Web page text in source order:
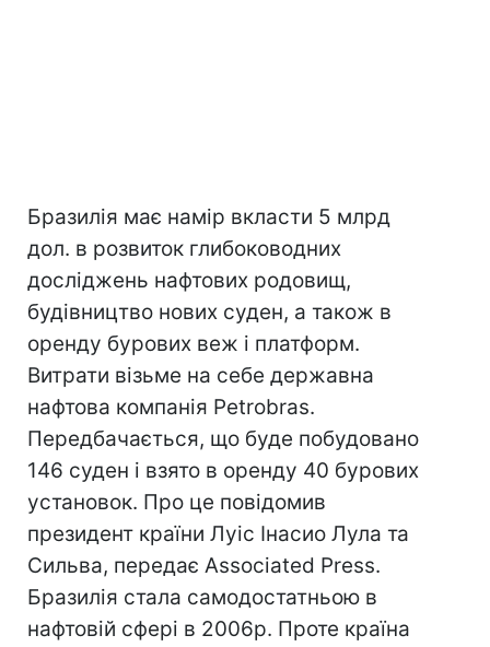
Бразилія має намір вкласти 5 млрд
дол. в розвиток глибоководних
досліджень нафтових родовищ,
будівництво нових суден, а також в
оренду бурових веж і платформ.
Витрати візьме на себе державна
нафтова компанія Petrobras.
Передбачається, що буде побудовано
146 суден і взято в оренду 40 бурових
установок. Про це повідомив
президент країни Луіс Інасио Лула та
Сильва, передає Associated Press.
Бразилія стала самодостатньою в
нафтовій сфері в 2006р. Проте країна